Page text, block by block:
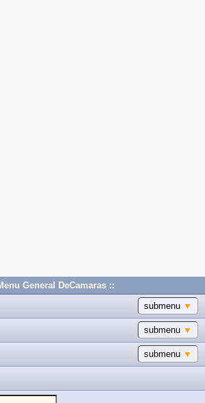
General DeCamaras ::
submenu ▼
submenu ▼
submenu ▼